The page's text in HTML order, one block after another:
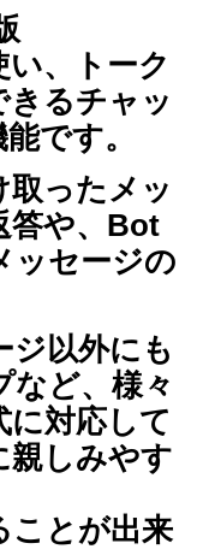
、トーク
きるチャッ
です。
取ったメッ
答や、Bot
ッセージの
ジ以外にも
など、様々
に対応して
親しみやす
ことが出来